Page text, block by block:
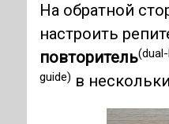
На обратной
настроить
повторитель
guide) в